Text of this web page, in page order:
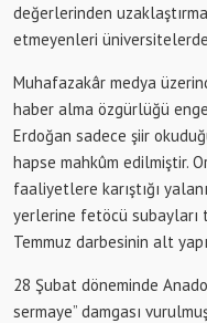
değerlerinden
etmeyenleri
Muhafazakâr medya
haber alma özgürlüğü
Erdoğan sadece şiir
hapse mahkûm edilmiştir.
faaliyetlere karıştığı
yerlerine fetöcü
Temmuz darbesinin alt
28 Şubat döneminde
sermaye” damgası